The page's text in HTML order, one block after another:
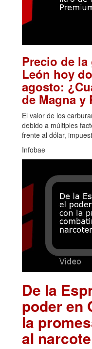
Precio de
León hoy
agosto:
de Magna y
El valor de los
debido a múltiples
frente al dólar,
Infobae
De la
poder en
la
al